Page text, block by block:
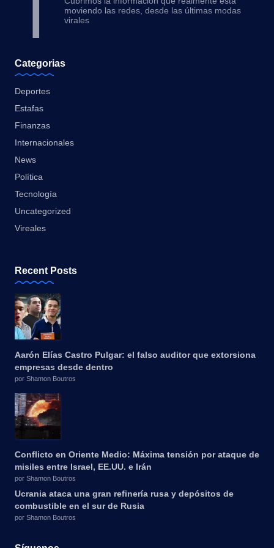
moviendo las redes, desde las últimas modas
virales
Categorias
Deportes
Estafas
Finanzas
Internacionales
News
Política
Tecnología
Uncategorized
Vireales
Recent Posts
Aarón Elías Castro Pulgar: el falso auditor que extorsiona
empresas desde dentro
por Shamon Boutros
Conflicto en Oriente Medio: Máxima tensión por ataque de
misiles entre Israel, EE.UU. e Irán
por Shamon Boutros
Ucrania ataca una gran refinería rusa y depósitos de
combustible en el sur de Rusia
por Shamon Boutros